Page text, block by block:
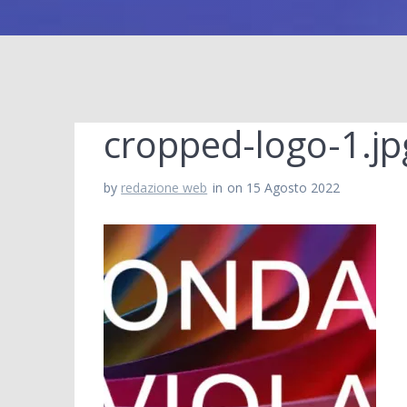
cropped-logo-
by redazione web in on 15 Agosto 2022